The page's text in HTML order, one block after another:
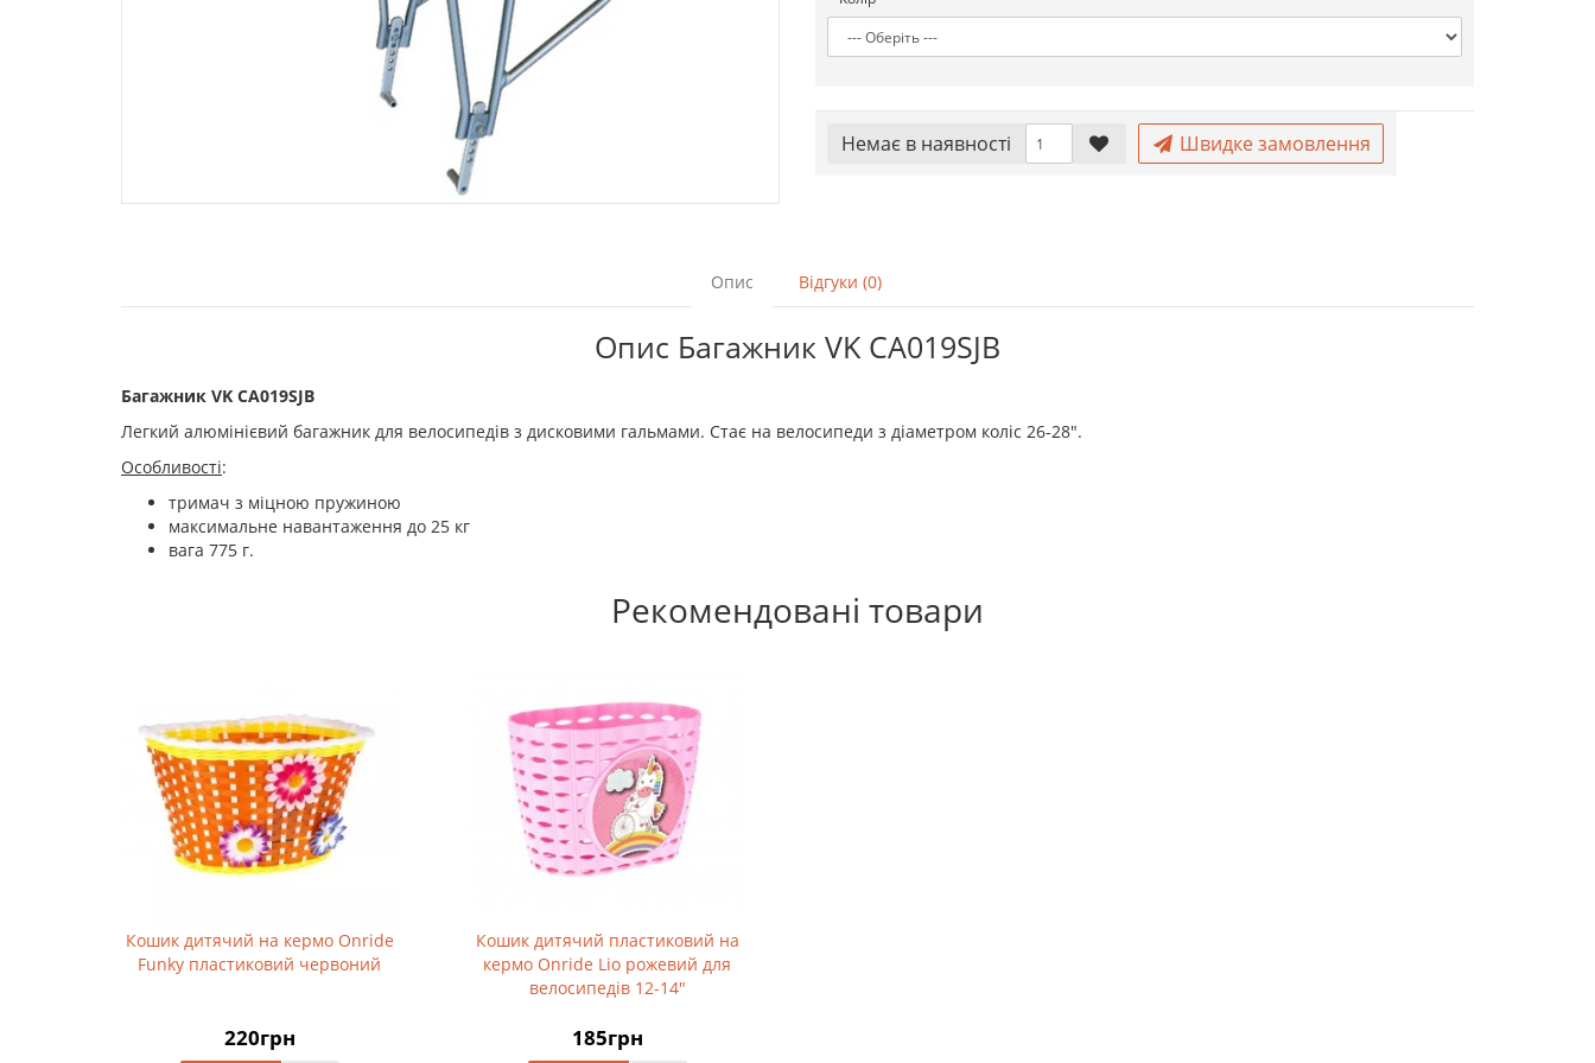
Немає в наявностi Швидке замовлення
Опис Відгуки (0)
Опис Багажник VK CA019SJB
Багажник VK CA019SJB
Легкий алюмінієвий багажник для велосипедів з дисковими гальмами. Стає на велосипеди з діаметром коліс 26-28".
Особливості:
тримач з міцною пружиною
максимальне навантаження до 25 кг
вага 775 г.
Рекомендовані товари
Кошик дитячий на кермо Onride
Funky пластиковий червоний
220грн
Кошик дитячий пластиковий на
кермо Onride Lio рожевий для
велосипедів 12-14"
185грн